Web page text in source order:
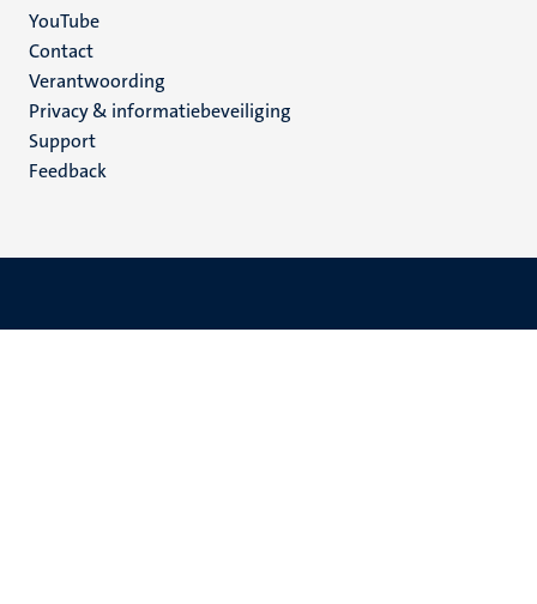
YouTube
Menu
footer
(NL)
Contact
Verantwoording
Privacy & informatiebeveiliging
Support
Feedback